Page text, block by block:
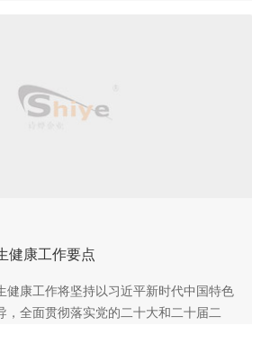
稳，保障人民群众生命安全和身体健康，
健康工作要点
健康工作将坚持以习近平新时代中国特色
，全面贯彻落实党的二十大和二十届二